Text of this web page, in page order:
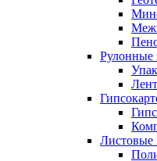
Рулонные
Листовые